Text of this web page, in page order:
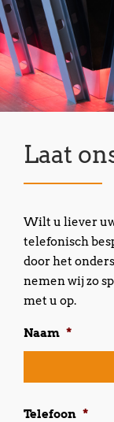
Laat
Wilt u liever
telefonisch
door het
nemen wij zo
met u op.
Naam *
Telefoon *